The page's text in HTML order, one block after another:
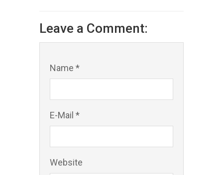
Leave a Comment:
Name *
E-Mail *
Website